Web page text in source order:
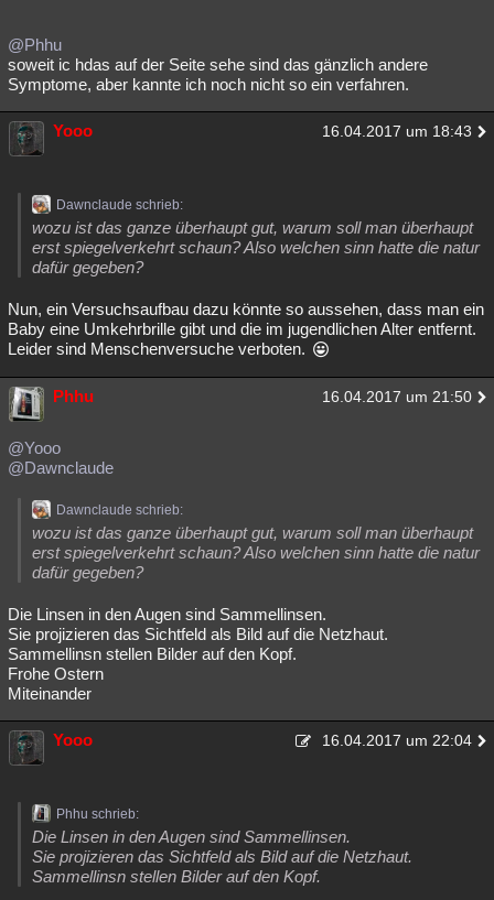
@Phhu
soweit ic hdas auf der Seite sehe sind das gänzlich andere
Symptome, aber kannte ich noch nicht so ein verfahren.
Yooo 16.04.2017 um 18:43
Dawnclaude schrieb:
wozu ist das ganze überhaupt gut, warum soll man überhaupt
erst spiegelverkehrt schaun? Also welchen sinn hatte die natur
dafür gegeben?
Nun, ein Versuchsaufbau dazu könnte so aussehen, dass man ein
Baby eine Umkehrbrille gibt und die im jugendlichen Alter entfernt.
Leider sind Menschenversuche verboten.
Phhu 16.04.2017 um 21:50
@Yooo
@Dawnclaude
Dawnclaude schrieb:
wozu ist das ganze überhaupt gut, warum soll man überhaupt
erst spiegelverkehrt schaun? Also welchen sinn hatte die natur
dafür gegeben?
Die Linsen in den Augen sind Sammellinsen.
Sie projizieren das Sichtfeld als Bild auf die Netzhaut.
Sammellinsn stellen Bilder auf den Kopf.
Frohe Ostern
Miteinander
Yooo 16.04.2017 um 22:04
Phhu schrieb:
Die Linsen in den Augen sind Sammellinsen.
Sie projizieren das Sichtfeld als Bild auf die Netzhaut.
Sammellinsn stellen Bilder auf den Kopf.